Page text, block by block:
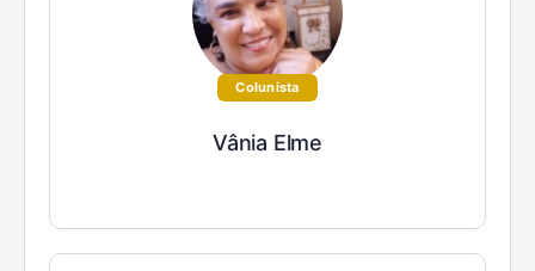
Colunista
Vânia Elme